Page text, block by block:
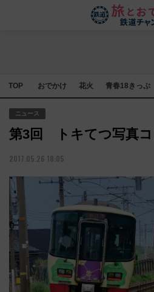
TOP おでかけ 花火 青春18きっぷ
ニュース
第3回 トキてつ写真
2017.05.26 18:05